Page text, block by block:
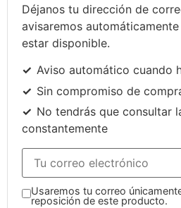
Déjanos tu dirección de
avisaremos
estar disponible.
Aviso automático cuando
Sin compromiso de
No tendrás que consultar
constantemente
Usaremos tu correo
reposición de este producto.